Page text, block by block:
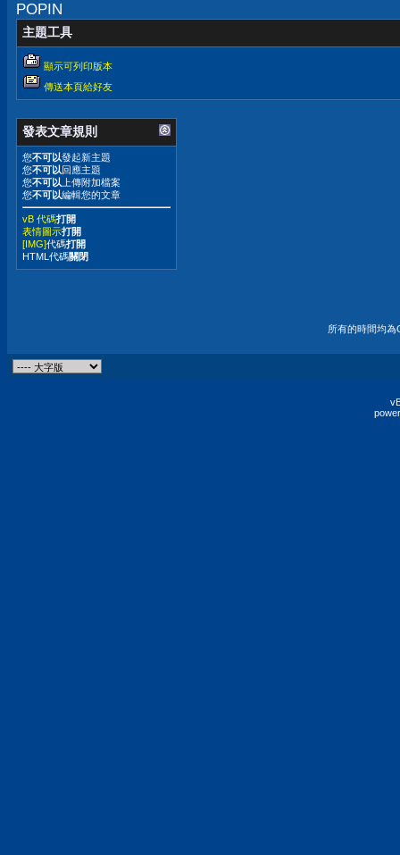
POPIN
主題工具
顯示可列印版本
傳送本頁給好友
發表文章規則
您不可以發起新主題
您不可以回應主題
您不可以 上傳附加檔案
您不可以編輯您的文章
vB 代碼打開
表情圖示打開
[IMG]代碼打開
HTML代碼關閉
所有的時間均為